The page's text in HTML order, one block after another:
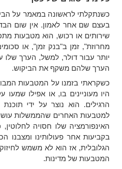
כשנתקלתי לראשונה במאמר על
בעצם שם אחר לאמון. אין שום
שירותים או רכוש, הוא מטבעות
מחרוזת", זמן ב"בנק זמן", או
יותר עבור דולר, למשל, הערך שלו
הערך שלהם משקף את הביקוש.
כשקראתי בזמנו על המטבעות
היו מעוניינים בו, או אפילו
הרגילים. הוא נוצר על ידי
למטבעות האחרים שהממשלות
האינפורמציה שלו חסויה
בקביעות אחר פעולותינו ומצבנו
הגלובלית, אז הוא לא משמש
המטבעות של מדינות.